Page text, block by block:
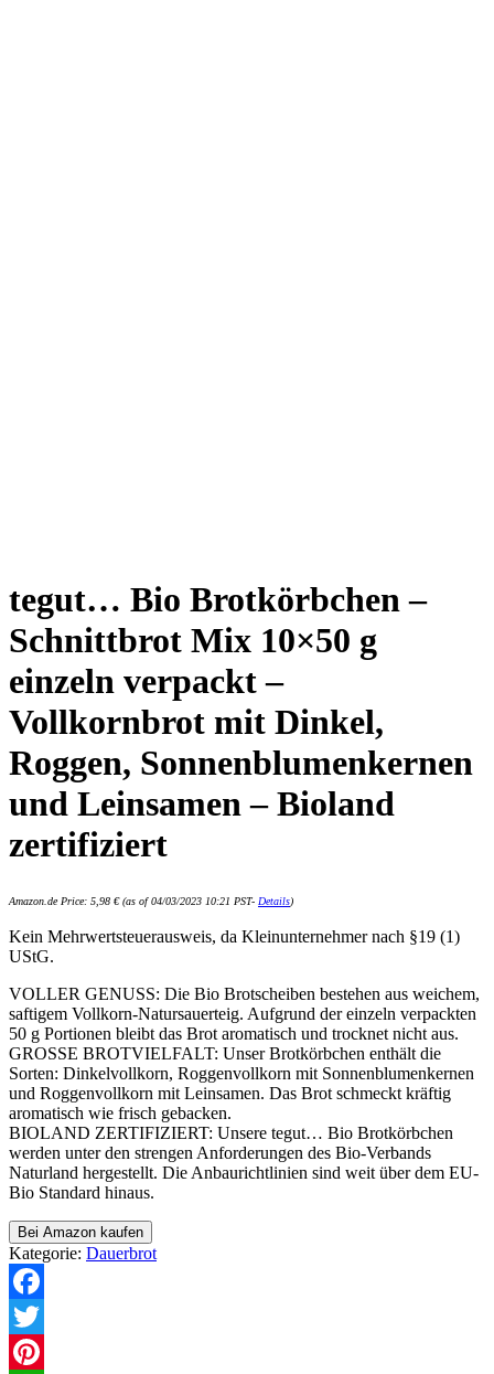
tegut… Bio Brotkörbchen –
Schnittbrot Mix 10×50 g
einzeln verpackt –
Vollkornbrot mit Dinkel,
Roggen, Sonnenblumenkernen
und Leinsamen – Bioland
zertifiziert
Amazon.de Price: 5,98 €(as of 04/03/2023 10:21 PST- Details)
Kein Mehrwertsteuerausweis, da Kleinunternehmer nach §19 (1)
UStG.
VOLLER GENUSS: Die Bio Brotscheiben bestehen aus weichem,
saftigem Vollkorn-Natursauerteig. Aufgrund der einzeln verpackten
50 g Portionen bleibt das Brot aromatisch und trocknet nicht aus.
GROSSE BROTVIELFALT: Unser Brotkörbchen enthält die
Sorten: Dinkelvollkorn, Roggenvollkorn mit Sonnenblumenkernen
und Roggenvollkorn mit Leinsamen. Das Brot schmeckt kräftig
aromatisch wie frisch gebacken.
BIOLAND ZERTIFIZIERT: Unsere tegut… Bio Brotkörbchen
werden unter den strengen Anforderungen des Bio-Verbands
Naturland hergestellt. Die Anbaurichtlinien sind weit über dem EU-
Bio Standard hinaus.
Bei Amazon kaufen
Kategorie: Dauerbrot
Facebook
Twitter